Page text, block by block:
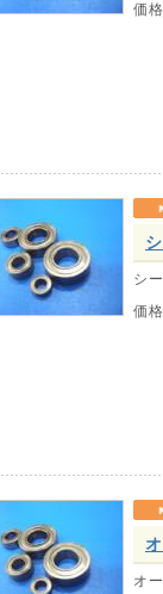
価格
シ
価格
オ